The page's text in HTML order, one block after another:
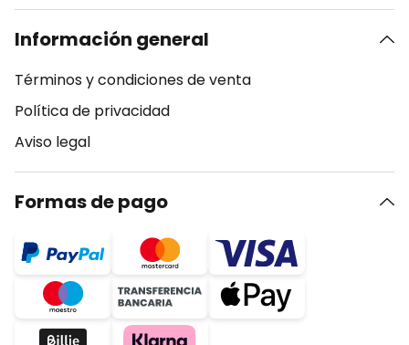
Información general
Términos y condiciones de venta
Política de privacidad
Aviso legal
Formas de pago